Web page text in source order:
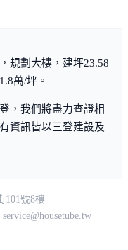
規劃大樓，建坪23.58
萬/坪。
，我們將盡力查證相
資訊皆以三登建設及
101號8樓
service@housetube.tw